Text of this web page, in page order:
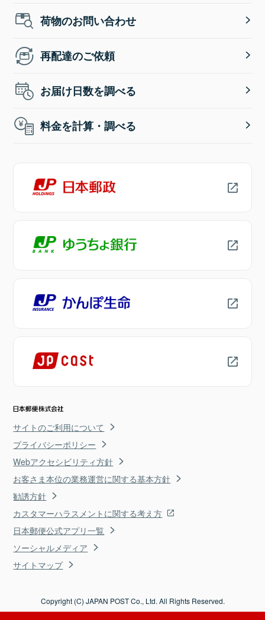
荷物のお問い合わせ
再配達のご依頼
お届け日数を調べる
料金を計算・調べる
サイトのご利用について
プライバシーポリシー
Webアクセシビリティ方針
お客さま本位の業務運営に関する基本方針
勧誘方針
カスタマーハラスメントに関する考え方
日本郵便公式アプリ一覧
ソーシャルメディア
サイトマップ
Copyright (C) JAPAN POST Co., Ltd. All Rights Reserved.